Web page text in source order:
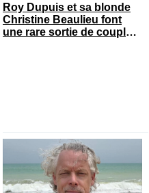
Roy Dupuis et sa blonde
Christine Beaulieu font
une rare sortie de couple